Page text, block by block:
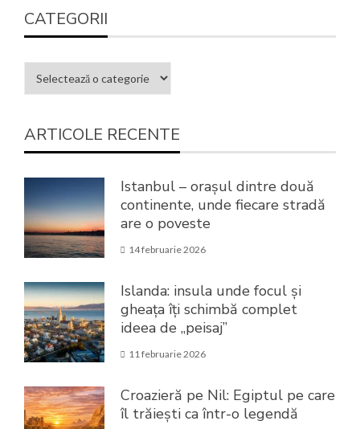
CATEGORII
ARTICOLE RECENTE
Istanbul – orașul dintre două
continente, unde fiecare stradă
are o poveste
14 februarie 2026
Islanda: insula unde focul și
gheața îți schimbă complet
ideea de „peisaj”
11 februarie 2026
Croazieră pe Nil: Egiptul pe care
îl trăiești ca într-o legendă